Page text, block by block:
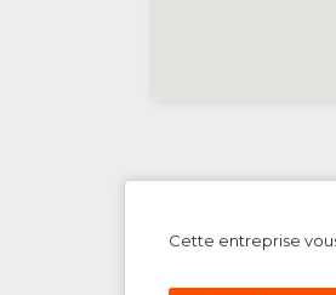
Cette entreprise